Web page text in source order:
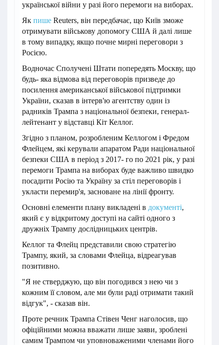
української війни у разі його перемоги на виборах.
Як пише Reuters, він передбачає, що Київ зможе
отримувати військову допомогу США й далі лише
в тому випадку, якщо почне мирні переговори з
Росією.
Водночас Сполучені Штати попередять Москву, що
будь- яка відмова від переговорів призведе до
посилення американської військової підтримки
України, сказав в інтерв'ю агентству один із
радників Трампа з національної безпеки, генерал-
лейтенант у відставці Кіт Келлог.
Згідно з планом, розробленим Келлогом і Фредом
Флейцем, які керували апаратом Ради національної
безпеки США в період з 2017- го по 2021 рік, у разі
перемоги Трампа на виборах буде важливо швидко
посадити Росію та Україну за стіл переговорів і
укласти перемир'я, засноване на лінії фронту.
Основні елементи плану викладені в документі,
який є у відкритому доступі на сайті одного з
дружніх Трампу дослідницьких центрів.
Келлог та Флейц представили свою стратегію
Трампу, який, за словами Флейца, відреагував
позитивно.
"Я не стверджую, що він погодився з нею чи з
кожним її словом, але ми були раді отримати такий
відгук", - сказав він.
Проте речник Трампа Стівен Ченг наголосив, що
офіційними можна вважати лише заяви, зроблені
самим Трампом чи уповноваженими членами його